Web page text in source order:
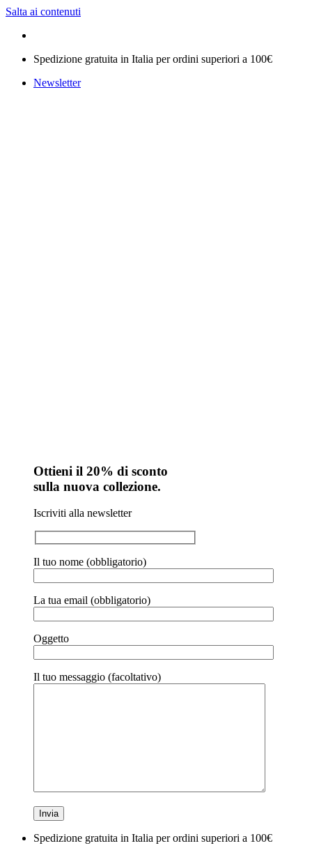
Salta ai contenuti
Spedizione gratuita in Italia per ordini superiori a 100€
Newsletter
Ottieni il 20% di sconto
sulla nuova collezione.
Iscriviti alla newsletter
Il tuo nome (obbligatorio)
La tua email (obbligatorio)
Oggetto
Il tuo messaggio (facoltativo)
Spedizione gratuita in Italia per ordini superiori a 100€